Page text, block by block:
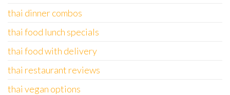
thai dinner combos
thai food lunch specials
thai food with delivery
thai restaurant reviews
thai vegan options